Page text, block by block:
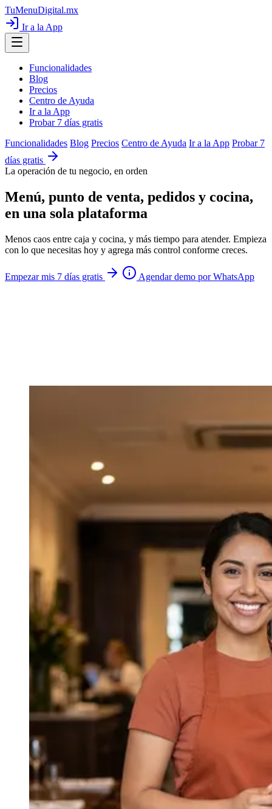
TuMenuDigital.mx
Ir a la App
Funcionalidades
Blog
Precios
Centro de Ayuda
Ir a la App
Probar 7 días gratis
Funcionalidades Blog Precios Centro de Ayuda Ir a la App Probar 7
días gratis
La operación de tu negocio, en orden
Menú, punto de venta, pedidos y cocina,
en una sola plataforma
Menos caos entre caja y cocina, y más tiempo para atender. Empieza
con lo que necesitas hoy y agrega más control conforme creces.
Empezar mis 7 días gratis Agendar demo por WhatsApp